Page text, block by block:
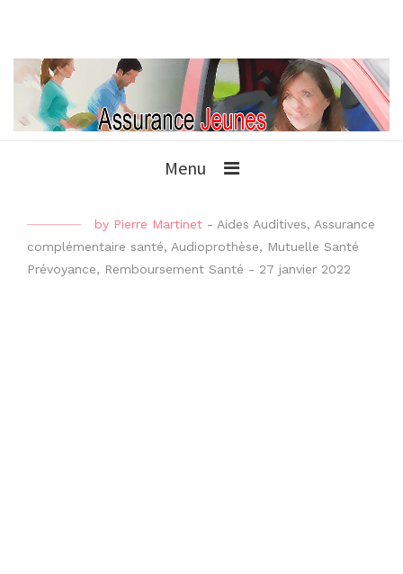
Menu
by Pierre Martinet - Aides Auditives, Assurance
complémentaire santé, Audioprothèse, Mutuelle Santé
Prévoyance, Remboursement Santé - 27 janvier 2022